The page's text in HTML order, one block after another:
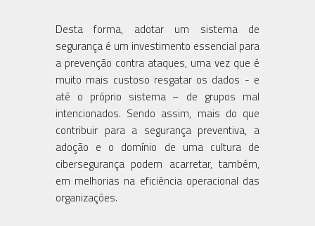
Desta forma, adotar um sistema de
segurança é um investimento essencial para
a prevenção contra ataques, uma vez que é
muito mais custoso resgatar os dados - e
até o próprio sistema – de grupos mal
intencionados. Sendo assim, mais do que
contribuir para a segurança preventiva, a
adoção e o domínio de uma cultura de
cibersegurança podem acarretar, também,
em melhorias na eficiência operacional das
organizações.